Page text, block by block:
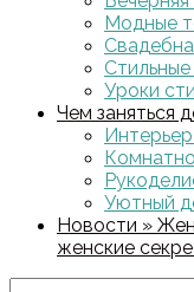
Модные
Уроки
Чем заняться
Уютный
Новости »
женские